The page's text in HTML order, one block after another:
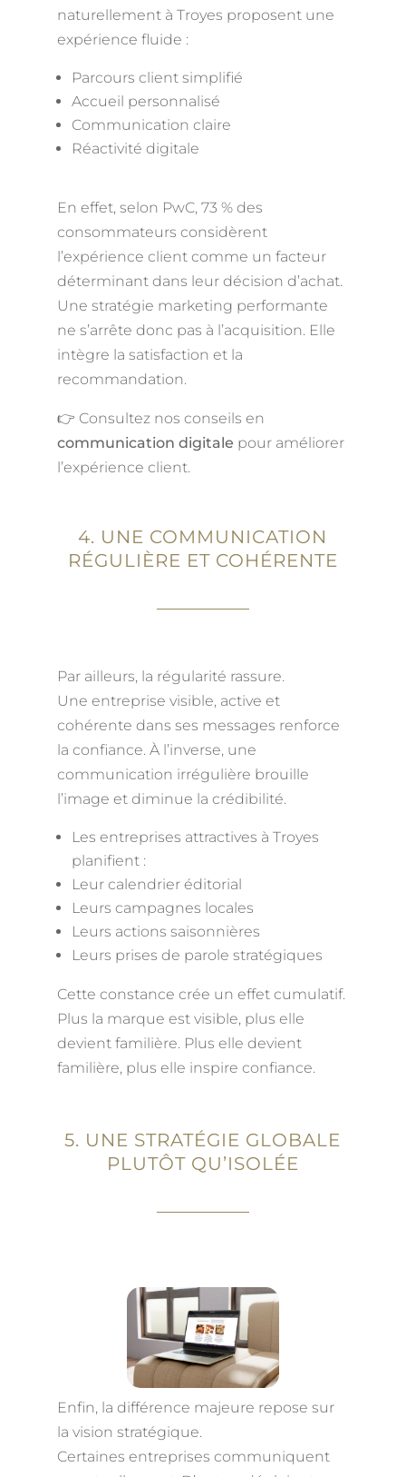
naturellement à Troyes proposent une
expérience fluide :
Parcours client simplifié
Accueil personnalisé
Communication claire
Réactivité digitale
En effet, selon PwC, 73 % des
consommateurs considèrent
l’expérience client comme un facteur
déterminant dans leur décision d’achat.
Une stratégie marketing performante
ne s’arrête donc pas à l’acquisition. Elle
intègre la satisfaction et la
recommandation.
👉 Consultez nos conseils en
communication digitale pour améliorer
l’expérience client.
4. UNE COMMUNICATION
RÉGULIÈRE ET COHÉRENTE
Par ailleurs, la régularité rassure.
Une entreprise visible, active et
cohérente dans ses messages renforce
la confiance. À l’inverse, une
communication irrégulière brouille
l’image et diminue la crédibilité.
Les entreprises attractives à Troyes
planifient :
Leur calendrier éditorial
Leurs campagnes locales
Leurs actions saisonnières
Leurs prises de parole stratégiques
Cette constance crée un effet cumulatif.
Plus la marque est visible, plus elle
devient familière. Plus elle devient
familière, plus elle inspire confiance.
5. UNE STRATÉGIE GLOBALE
PLUTÔT QU’ISOLÉE
Enfin, la différence majeure repose sur
la vision stratégique.
Certaines entreprises communiquent